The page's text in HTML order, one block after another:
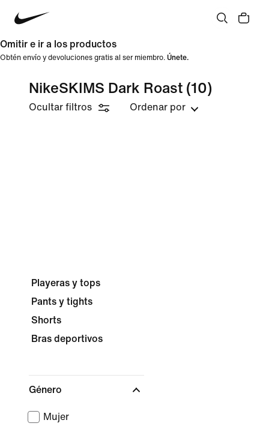
Omitir e ir a los productos
Obtén envío y devoluciones gratis al ser miembro. Únete.
NikeSKIMS Dark Roast (10)
Ocultar filtros Ordenar por
Playeras y tops
Pants y tights
Shorts
Bras deportivos
Género
Mujer